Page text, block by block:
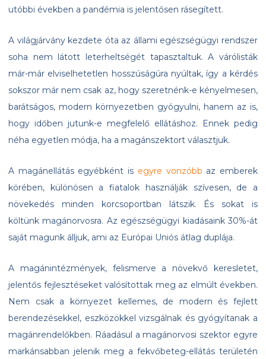
utóbbi években a pandémia is jelentősen rásegített.
A világjárvány kezdete óta az állami egészségügyi rendszer
soha nem látott leterheltségét tapasztaltuk. A várólisták
már-már elviselhetetlen hosszúságúra nyúltak, így a kérdés
sokszor már nem csak az, hogy szeretnénk-e kényelmesen,
barátságos, modern környezetben gyógyulni, hanem az is,
hogy időben jutunk-e megfelelő ellátáshoz. Ennek pedig
néha egyetlen módja, ha a magánszektort választjuk.
A magánellátás egyébként is egyre vonzóbb az emberek
körében, különösen a fiatalok használják szívesen, de a
növekedés minden korcsoportban látszik. És sokat is
költünk magánorvosra. Az egészségügyi kiadásaink 30%-át
saját magunk álljuk, ami az Európai Uniós átlag duplája.
A magánintézmények, felismerve a növekvő keresletet,
jelentős fejlesztéseket valósítottak meg az elmúlt években.
Nem csak a környezet kellemes, de modern és fejlett
berendezésekkel, eszközökkel vizsgálnak és gyógyítanak a
magánrendelőkben. Ráadásul a magánorvosi szektor egyre
markánsabban jelenik meg a fekvőbeteg-ellátás területén